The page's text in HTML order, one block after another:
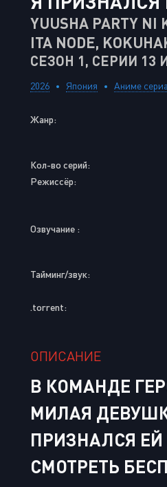
YUUSHA PARTY NI
ITA NODE,
СЕЗОН 1, СЕРИИ 13
2026 Япония Аниме
Жанр:
Кол-во серий:
Режиссёр:
Озвучание :
Тайминг/звук:
.torrent:
ОПИСАНИЕ
В КОМАНДЕ
МИЛАЯ
ПРИЗНАЛСЯ ЕЙ
СМОТРЕТЬ